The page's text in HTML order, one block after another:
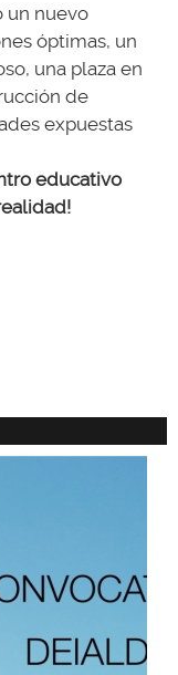
un nuevo
óptimas, un
una plaza en
de
expuestas
educativo